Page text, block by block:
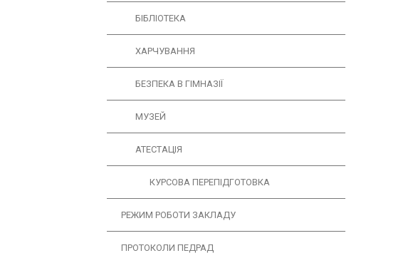
БІБЛІОТЕКА
ХАРЧУВАННЯ
БЕЗПЕКА В ГІМНАЗІЇ
МУЗЕЙ
АТЕСТАЦІЯ
КУРСОВА ПЕРЕПІДГОТОВКА
РЕЖИМ РОБОТИ ЗАКЛАДУ
ПРОТОКОЛИ ПЕДРАД